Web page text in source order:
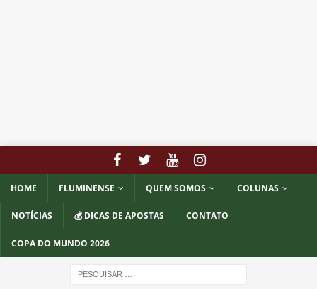
HOME FLUMINENSE QUEM SOMOS COLUNAS
NOTÍCIAS 💰 DICAS DE APOSTAS CONTATO
COPA DO MUNDO 2026